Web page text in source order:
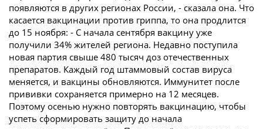
появляются в других регионах России, - сказала она. Что
касается вакцинации против гриппа, то она продлится
до 15 ноября: - С начала сентября вакцину уже
получили 34% жителей региона. Недавно поступила
новая партия свыше 480 тысяч доз отечественных
препаратов. Каждый год штаммовый состав вируса
меняется, и вакцины обновляются. Иммунитет после
прививки сохраняется примерно на 12 месяцев.
Поэтому осенью нужно повторять вакцинацию, чтобы
успеть сформировать защиту до начала